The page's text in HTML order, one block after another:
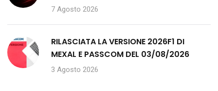
7 Agosto 2026
RILASCIATA LA VERSIONE 2026F1 DI
MEXAL E PASSCOM DEL 03/08/2026
3 Agosto 2026